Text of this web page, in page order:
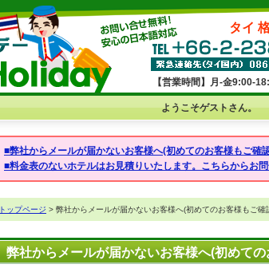
タイ
【営業時間】月-金9:00-
ようこそゲストさん。
■弊社からメールが届かないお客様へ(初めてのお客様もご確
■料金表のないホテルはお見積りいたします。こちらからお問
トップページ > 弊社からメールが届かないお客様へ(初めてのお客様もご確
弊社からメールが届かないお客様へ(初めて